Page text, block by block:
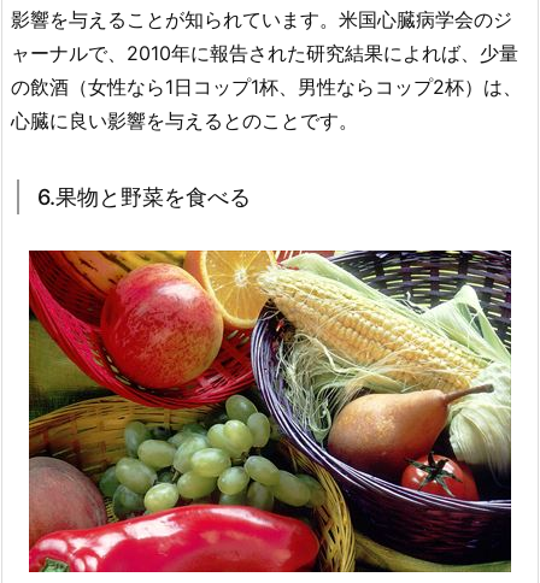
影響を与えることが知られています。米国心臓病学会のジ
ャーナルで、2010年に報告された研究結果によれば、少量
の飲酒（女性なら1日コップ1杯、男性ならコップ2杯）は、
心臓に良い影響を与えるとのことです。
6.果物と野菜を食べる